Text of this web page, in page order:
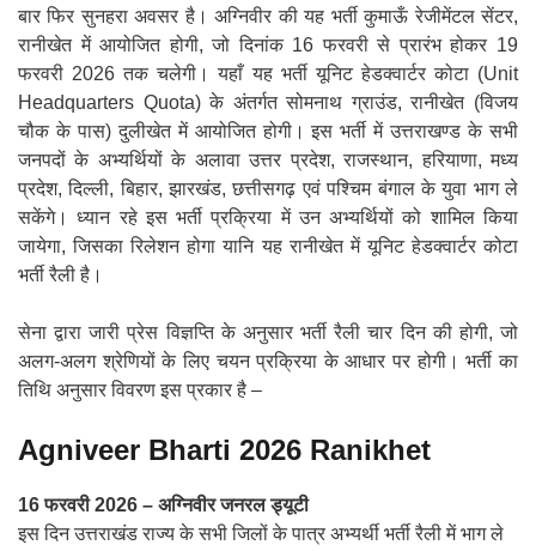
बार फिर सुनहरा अवसर है। अग्निवीर की यह भर्ती कुमाऊँ रेजीमेंटल सेंटर,
रानीखेत में आयोजित होगी, जो दिनांक 16 फरवरी से प्रारंभ होकर 19
फरवरी 2026 तक चलेगी। यहाँ यह भर्ती यूनिट हेडक्वार्टर कोटा (Unit
Headquarters Quota) के अंतर्गत सोमनाथ ग्राउंड, रानीखेत (विजय
चौक के पास) दुलीखेत में आयोजित होगी। इस भर्ती में उत्तराखण्ड के सभी
जनपदों के अभ्यर्थियों के अलावा उत्तर प्रदेश, राजस्थान, हरियाणा, मध्य
प्रदेश, दिल्ली, बिहार, झारखंड, छत्तीसगढ़ एवं पश्चिम बंगाल के युवा भाग ले
सकेंगे। ध्यान रहे इस भर्ती प्रक्रिया में उन अभ्यर्थियों को शामिल किया
जायेगा, जिसका रिलेशन होगा यानि यह रानीखेत में यूनिट हेडक्वार्टर कोटा
भर्ती रैली है।
सेना द्वारा जारी प्रेस विज्ञप्ति के अनुसार भर्ती रैली चार दिन की होगी, जो
अलग-अलग श्रेणियों के लिए चयन प्रक्रिया के आधार पर होगी। भर्ती का
तिथि अनुसार विवरण इस प्रकार है –
Agniveer Bharti 2026 Ranikhet
16 फरवरी 2026 – अग्निवीर जनरल ड्यूटी
इस दिन उत्तराखंड राज्य के सभी जिलों के पात्र अभ्यर्थी भर्ती रैली में भाग ले